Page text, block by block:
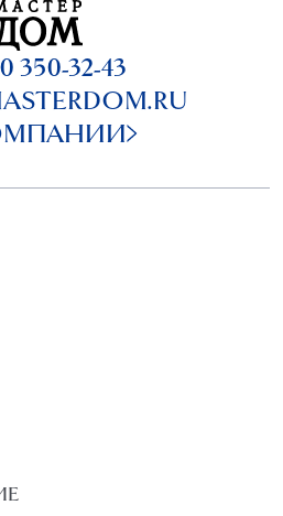
350-32-43